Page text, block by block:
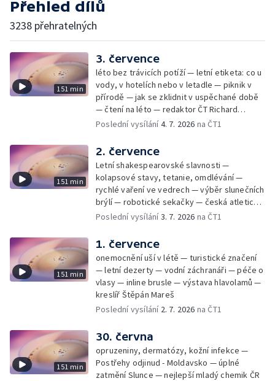
Přehled dílů
3238 přehratelných
151 min
3. července
léto bez trávicích potíží — letní etiketa: co u
vody, v hotelích nebo v letadle — piknik v
přírodě — jak se zklidnit v uspěchané době
— čtení na léto — redaktor ČT Richard
Samko
Poslední vysílání4. 7. 2026 na ČT1
151 min
2. července
Letní shakespearovské slavnosti —
kolapsové stavy, tetanie, omdlévání —
rychlé vaření ve vedrech — výběr slunečních
brýlí — robotické sekačky — česká atletická
rekordmanka — psí seriál: výmarský
Poslední vysílání3. 7. 2026 na ČT1
151 min
1. července
onemocnění uší v létě — turistické značení
— letní dezerty — vodní záchranáři — péče o
vlasy — inline brusle — výstava hlavolamů —
kreslíř Štěpán Mareš
Poslední vysílání 2. 7. 2026 na ČT1
151 min
30. června
opruzeniny, dermatózy, kožní infekce —
Postřehy odjinud - Moldavsko — úplné
zatmění Slunce — nejlepší mladý chemik ČR